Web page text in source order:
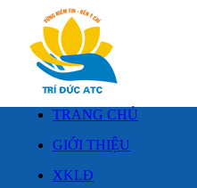
TRANG CHỦ
GIỚI THIỆU
XKLĐ